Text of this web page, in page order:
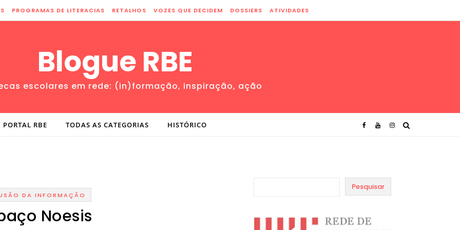
PROGRAMAS DE LITERACIAS RETALHOS VOZES QUE DECIDEM DOSSIERS ATIVIDADES
Blogue RBE
escolares em rede: (in)formação, inspiração, ação
PORTAL RBE TODAS AS CATEGORIAS HISTÓRICO
DA INFORMAÇÃO
Noesis
Pesquisar